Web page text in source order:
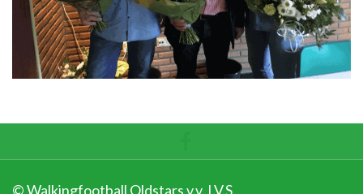
© Walkingfootball Oldstars v.v. I.V.S.